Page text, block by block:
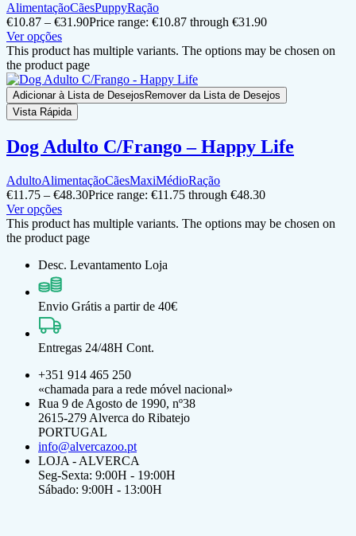
AlimentaçãoCãesPuppyRação
€10.87 – €31.90Price range: €10.87 through €31.90
Ver opções
This product has multiple variants. The options may be chosen on
the product page
Adicionar à Lista de Desejos Remover da Lista de Desejos
Vista Rápida
Dog Adulto C/Frango – Happy Life
AdultoAlimentaçãoCãesMaxiMédioRação
€11.75 – €48.30Price range: €11.75 through €48.30
Ver opções
This product has multiple variants. The options may be chosen on
the product page
Desc. Levantamento Loja
Envio Grátis a partir de 40€
Entregas 24/48H Cont.
+351 914 465 250
«chamada para a rede móvel nacional»
Rua 9 de Agosto de 1990, nº38
2615-279 Alverca do Ribatejo
PORTUGAL
info@alvercazoo.pt
LOJA - ALVERCA
Seg-Sexta: 9:00H - 19:00H
Sábado: 9:00H - 13:00H